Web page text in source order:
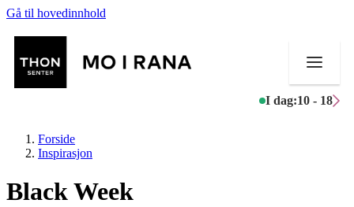
Gå til hovedinnhold
I dag:10 - 18
Forside
Inspirasjon
Black Week